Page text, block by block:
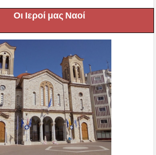
Οι Ιεροί μας Ναοί